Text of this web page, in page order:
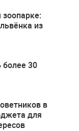
из
более 30
в
для